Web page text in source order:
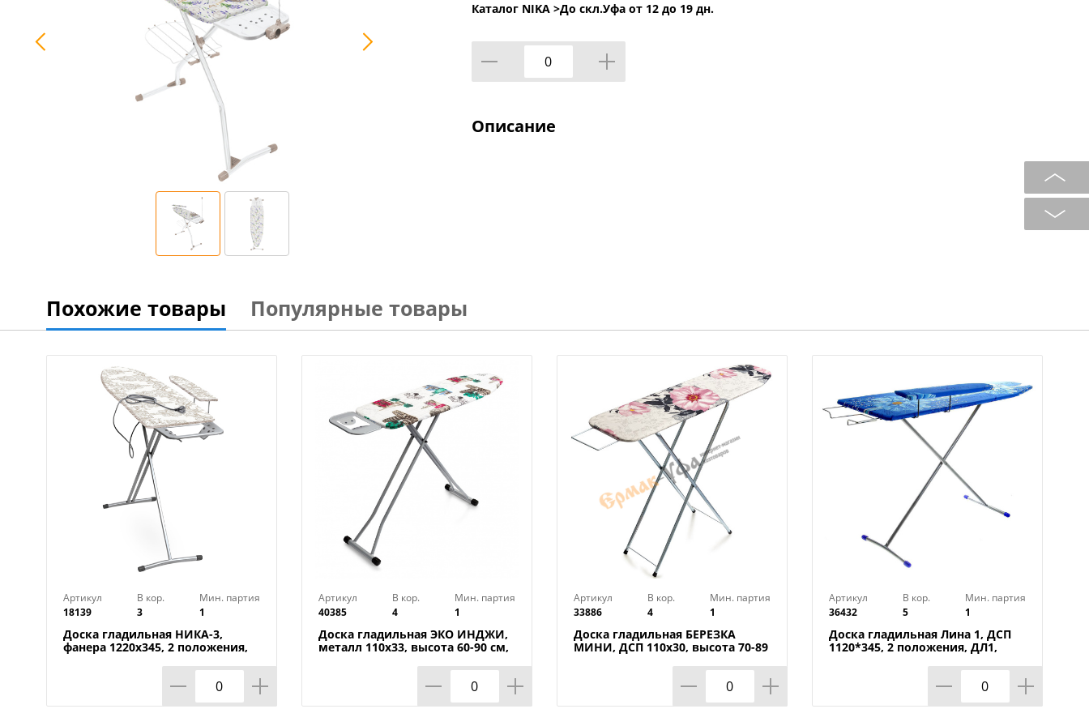
Каталог NIKA >До скл.Уфа от 12 до 19 дн.
Описание
Похожие товары Популярные товары
Артикул
18139
В кор.
3
Мин. партия
1
Доска гладильная НИКА-3,
фанера 1220х345, 2 положения,
Артикул
40385
В кор.
4
Мин. партия
1
Доска гладильная ЭКО ИНДЖИ,
металл 110х33, высота 60-90 см,
Артикул
33886
В кор.
4
Мин. партия
1
Доска гладильная БЕРЕЗКА
МИНИ, ДСП 110х30, высота 70-89
Артикул
36432
В кор.
5
Мин. партия
1
Доска гладильная Лина 1, ДСП
1120*345, 2 положения, ДЛ1,